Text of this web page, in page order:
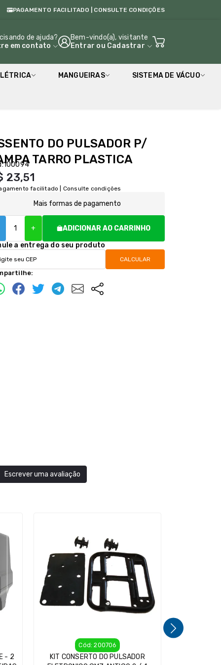
PAGAMENTO FACILITADO | CONSULTE CONDIÇÕES
de ajuda?
em contato
Bem-vindo(a), visitante
Entrar ou Cadastrar
MANGUEIRAS SISTEMA DE VÁCUO
DO PULSADOR P/
TARRO PLASTICA
100094
23,51
facilitado | Consulte condições
Mais formas de pagamento
+
ADICIONAR AO CARRINHO
a entrega do seu produto
CALCULAR
Escrever uma avaliação
- 2
Cód: 200706
KIT CONSERTO DO PULSADOR